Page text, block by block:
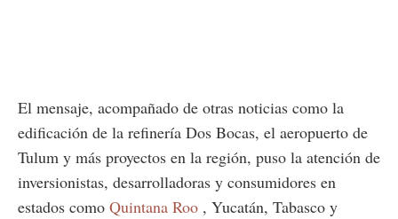
El mensaje, acompañado de otras noticias como la
edificación de la refinería Dos Bocas, el aeropuerto de
Tulum y más proyectos en la región, puso la atención de
inversionistas, desarrolladoras y consumidores en
estados como Quintana Roo , Yucatán, Tabasco y